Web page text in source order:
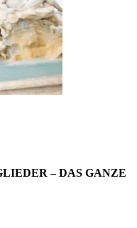
– DAS GANZE